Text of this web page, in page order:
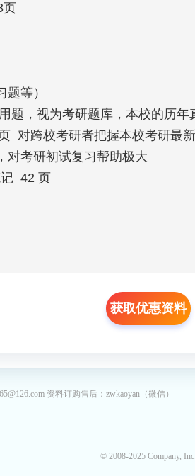
页
等）
题，视为考研题库，本校的历
对跨校考研者把握本校考研最
对考研初试复习帮助极大
42 页
获取优惠资料
资料订购售后：zwkaoyan（微信）
© 2008-2025 Company, Inc.